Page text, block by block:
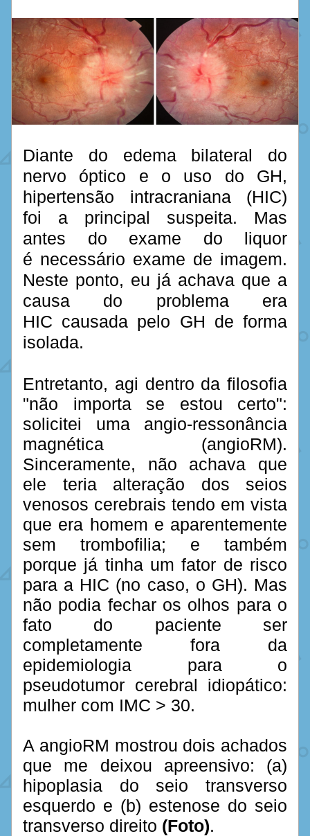
Diante do edema bilateral do
nervo óptico e o uso do GH,
hipertensão intracraniana (HIC)
foi a principal suspeita. Mas
antes do exame do liquor
é necessário exame de imagem.
Neste ponto, eu já achava que a
causa do problema era
HIC causada pelo GH de forma
isolada.
Entretanto, agi dentro da filosofia
"não importa se estou certo":
solicitei uma angio-ressonância
magnética (angioRM).
Sinceramente, não achava que
ele teria alteração dos seios
venosos cerebrais tendo em vista
que era homem e aparentemente
sem trombofilia; e também
porque já tinha um fator de risco
para a HIC (no caso, o GH). Mas
não podia fechar os olhos para o
fato do paciente ser
completamente fora da
epidemiologia para o
pseudotumor cerebral idiopático:
mulher com IMC > 30.
A angioRM mostrou dois achados
que me deixou apreensivo: (a)
hipoplasia do seio transverso
esquerdo e (b) estenose do seio
transverso direito (Foto).